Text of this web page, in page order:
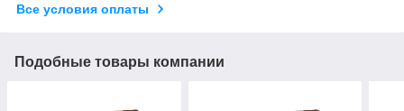
Все условия оплаты
Подобные товары компании